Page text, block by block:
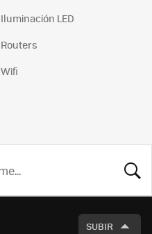
Iluminación LED
Routers
Wifi
SUBIR